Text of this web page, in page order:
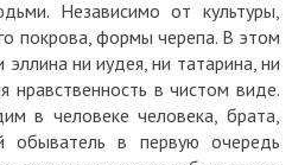
Независимо от культуры,
покрова, формы черепа. В этом
ни иудея, ни татарина, ни
нравственность в чистом виде.
в человеке человека, брата,
обыватель в первую очередь